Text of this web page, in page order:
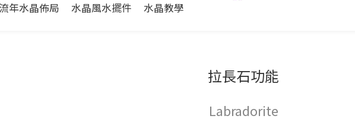
年水晶佈局
水晶風水擺件 水晶教學
拉長石功能
Labradorite